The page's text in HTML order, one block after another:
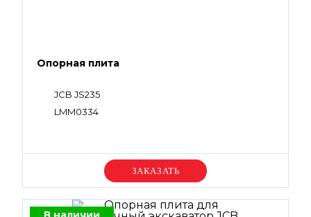
Опорная плита
JCB JS235
LMM0334
Уточняйте цену